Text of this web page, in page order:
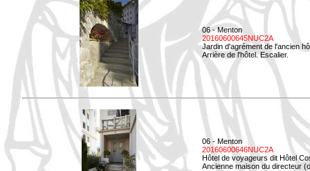
06 - Menton
20160600645NUC2A
Jardin d'agrément de l'ancien
Arrière de l'hôtel. Escalier.
06 - Menton
20160600646NUC2A
Hôtel de voyageurs dit Hôtel
Ancienne maison du directeur